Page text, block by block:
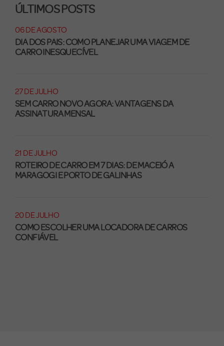
ÚLTIMOS POSTS
06 DE AGOSTO
DIA DOS PAIS: COMO PLANEJAR UMA VIAGEM DE
CARRO INESQUECÍVEL
27 DE JULHO
SEM CARRO NOVO AGORA: VANTAGENS DA
ASSINATURA MENSAL
21 DE JULHO
ROTEIRO DE CARRO EM 7 DIAS: DE MACEIÓ A
MARAGOGI E PORTO DE GALINHAS
20 DE JULHO
COMO ESCOLHER UMA LOCADORA DE CARROS
CONFIÁVEL